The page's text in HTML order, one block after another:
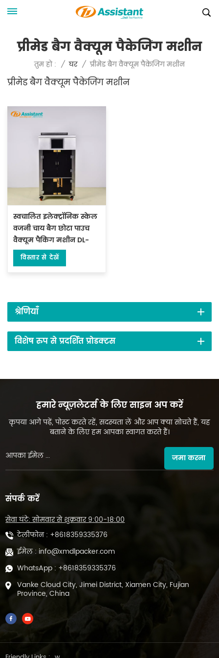
प्रीमेड बैग वैक्यूम पैकेजिंग मशीन
तुम हो : / घर / प्रीमेड बैग वैक्यूम पैकेजिंग मशीन
प्रीमेड बैग वैक्यूम पैकेजिंग मशीन
स्वचालित इलेक्ट्रॉनिक स्केल
वजनी चाय बैग छोटा पाउच
वैक्यूम पैकिंग मशीन DL-
DZKZX-2S-A
विस्तार से देखें
श्रेणियाँ
विशेष रुप से प्रदर्शित प्रोडक्टस
हमारे न्यूज़लेटर्स के लिए साइन अप करें
कृपया आगे पढ़ें, पोस्ट करते रहें, सदस्यता लें और आप क्या सोचते हैं, यह
बताने के लिए हम आपका स्वागत करते हैं।
जमा करना
संपर्क करें
सेवा घंटे: सोमवार से शुक्रवार 9:00-18:00
टेलीफोन : +8618359335376
ईमेल : info@xmdlpacker.com
WhatsApp : +8618359335376
Vanke Cloud City, Jimei District, Xiamen City, Fujian
Province, China